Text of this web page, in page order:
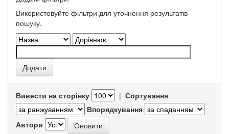
Використовуйте фільтри для уточнення результатів
пошуку.
Вивести на сторінку | Сортування
Впорядкування
Автори